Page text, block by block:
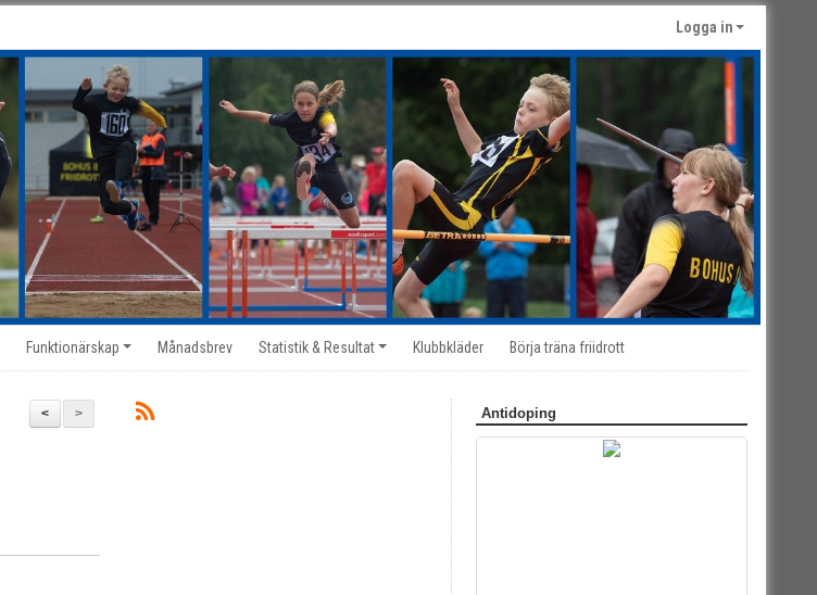
Logga in
Funktionärskap Månadsbrev Statistik & Resultat Klubbkläder Börja träna friidrott
>
< Antidoping